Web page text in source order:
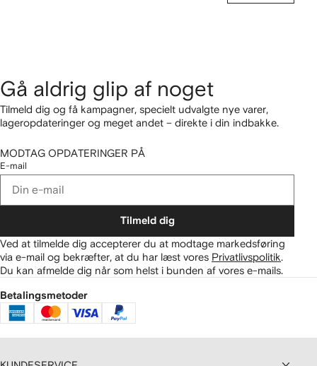
Gå aldrig glip af noget
Tilmeld dig og få kampagner, specielt udvalgte nye varer,
lageropdateringer og meget andet – direkte i din indbakke.
MODTAG OPDATERINGER PÅ
E-mail
Tilmeld dig
Ved at tilmelde dig accepterer du at modtage markedsføring
via e-mail og bekræfter, at du har læst vores Privatlivspolitik
Du kan afmelde dig når som helst i bunden af vores e-mails.
Betalingsmetoder